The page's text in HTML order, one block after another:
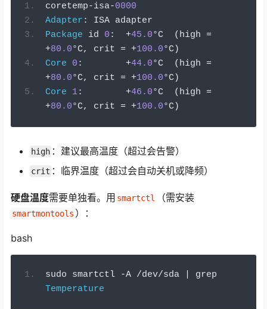
coretemp-isa-0000
Adapter :
ISA adapter
Package id 0 : +45.0°C ( high =
+80.0°C, crit = +100.0°C)
Core
0 : +44.0°C ( high =
+80.0°C, crit = +100.0°C)
Core
1: +46.0°C ( high =
+80.0°C, crit = +100.0°C)
high ：建议最高温度（超过会告警）
crit ：临界温度（超过会自动关机或降频）
硬盘温度需要单独看。用 smartctl （需安装
smartmontools ）：
bash
sudo smartctl -A /dev/sda
Temperature